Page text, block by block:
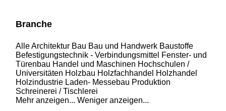
Branche
AlleArchitektur Bau Bau und Handwerk Baustoffe
Befestigungstechnik - Verbindungsmittel Fenster- und
Türenbau Handel und Maschinen Hochschulen /
Universitäten Holzbau Holzfachhandel Holzhandel
Holzindustrie Laden- Messebau Produktion
Schreinerei / Tischlerei
Mehr anzeigen... Weniger anzeigen...